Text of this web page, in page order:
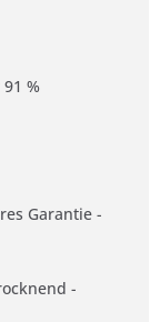
%
Garantie -
-